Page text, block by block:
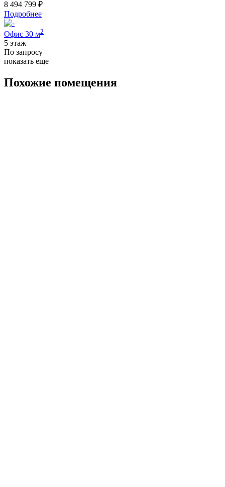
8 494 799 ₽
Подробнее
Офис 30 м2
5 этаж
По запросу
показать еще
Похожие помещения